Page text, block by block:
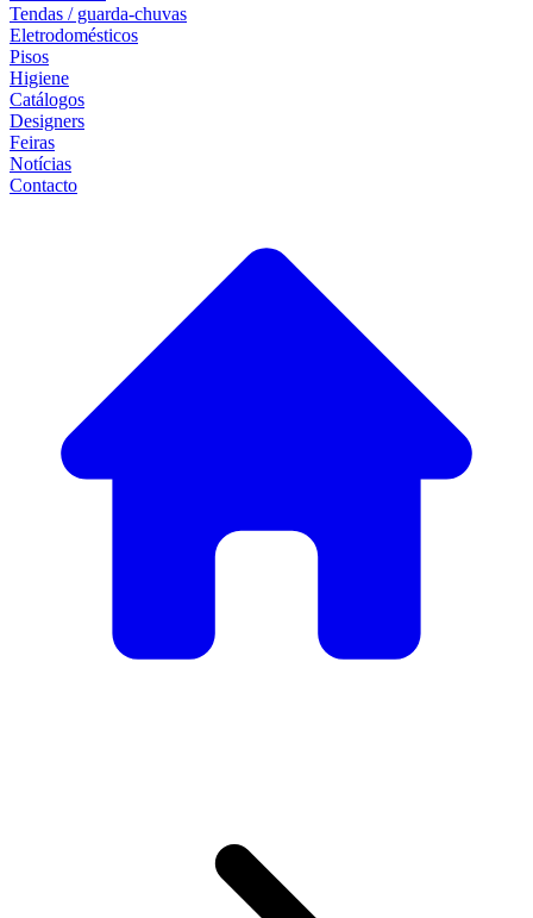
Tendas / guarda-chuvas
Eletrodomésticos
Pisos
Higiene
Catálogos
Designers
Feiras
Notícias
Contacto